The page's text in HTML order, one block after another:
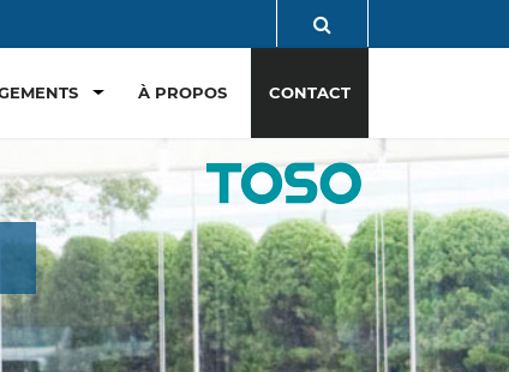
Toggle Dropdown
À PROPOS CONTACT